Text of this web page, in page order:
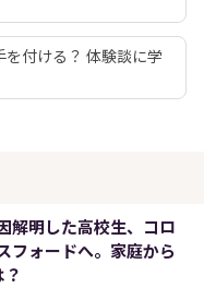
付ける？ 体験談に学
解明した高校生、コロ
フォードへ。家庭から